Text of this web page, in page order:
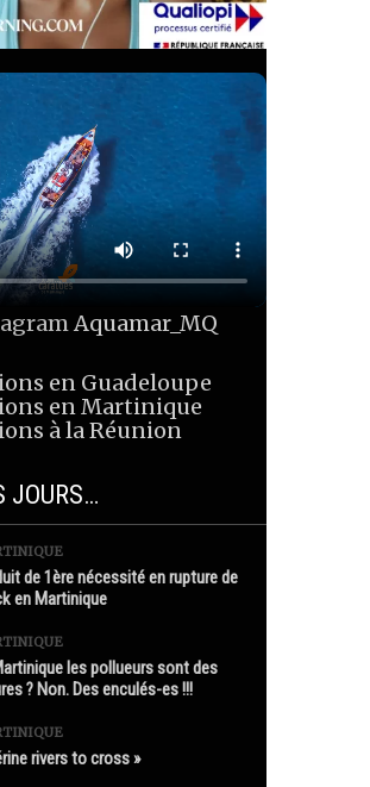
Aquamar_MQ
en Guadeloupe
en Martinique
à la Réunion
JOURS…
de 1ère nécessité en rupture de
en Martinique
les pollueurs sont des
? Non. Des enculés-es !!!
rivers to cross »